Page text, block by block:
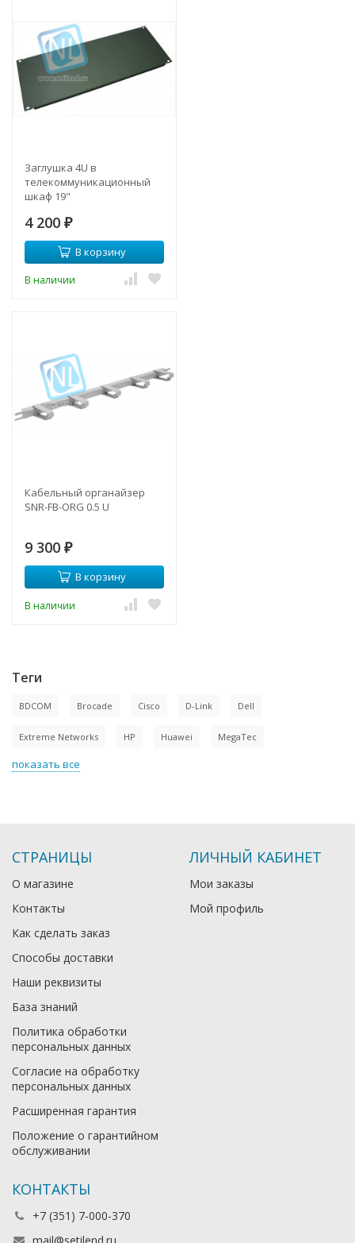
Заглушка 4U в
телекоммуникационный
шкаф 19"
4 200 ₽
В корзину
В наличии
Кабельный органайзер
SNR-FB-ORG 0.5 U
9 300 ₽
В корзину
В наличии
Теги
BDCOM Brocade Cisco D-Link Dell
Extreme Networks HP Huawei MegaTec
показать все
СТРАНИЦЫ
О магазине
Контакты
Как сделать заказ
Способы доставки
Наши реквизиты
База знаний
Политика обработки
персональных данных
Согласие на обработку
персональных данных
Расширенная гарантия
Положение о гарантийном
обслуживании
ЛИЧНЫЙ КАБИНЕТ
Мои заказы
Мой профиль
КОНТАКТЫ
+7 (351) 7-000-370